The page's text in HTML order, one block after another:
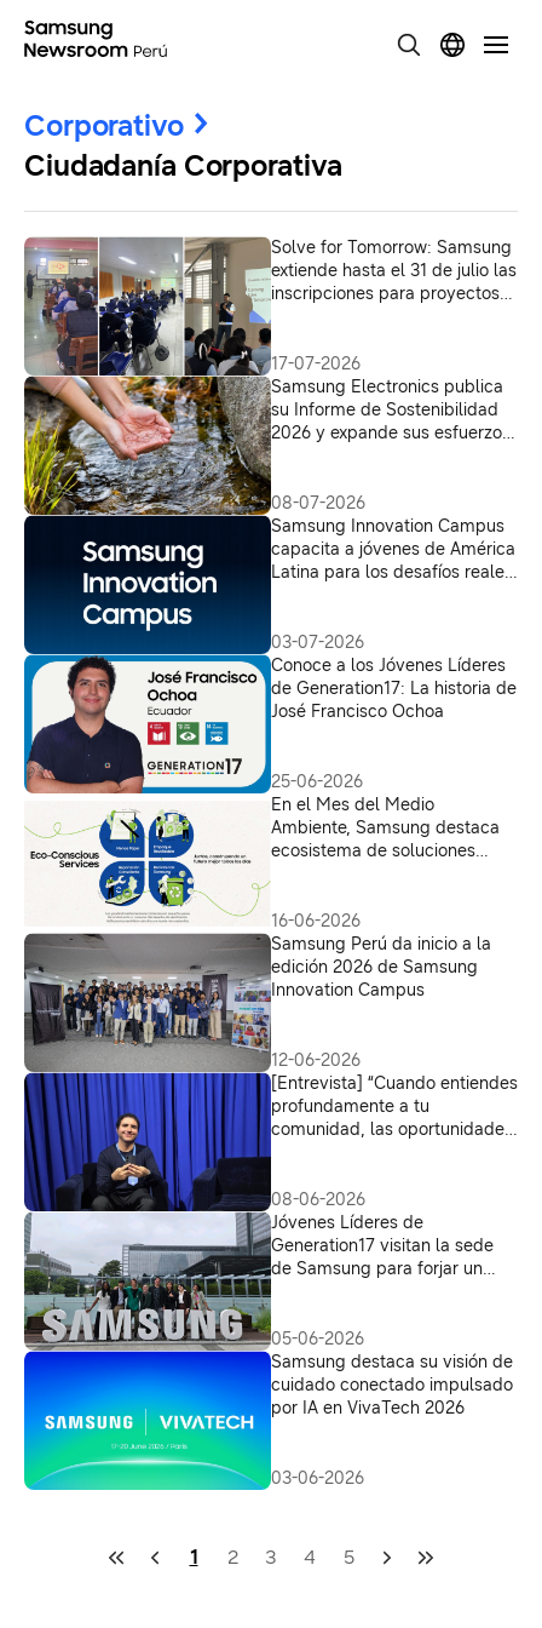
Corporativo
Ciudadanía Corporativa
Solve for Tomorrow: Samsung
extiende hasta el 31 de julio las
inscripciones para proyectos
17-07-2026
Samsung Electronics publica
su Informe de Sostenibilidad
2026 y expande sus esfuerzos
08-07-2026
Samsung Innovation Campus
capacita a jóvenes de América
Latina para los desafíos reales
03-07-2026
Conoce a los Jóvenes Líderes
de Generation17: La historia de
José Francisco Ochoa
25-06-2026
En el Mes del Medio
Ambiente, Samsung destaca
ecosistema de soluciones
16-06-2026
Samsung Perú da inicio a la
edición 2026 de Samsung
Innovation Campus
12-06-2026
[Entrevista] “Cuando entiendes
profundamente a tu
comunidad, las oportunidades
más real”, dice José Francisco
Ochoa, miembro de
Generation17
08-06-2026
Jóvenes Líderes de
Generation17 visitan la sede
de Samsung para forjar un
05-06-2026
Samsung destaca su visión de
cuidado conectado impulsado
por IA en VivaTech 2026
03-06-2026
1 2 3 4 5